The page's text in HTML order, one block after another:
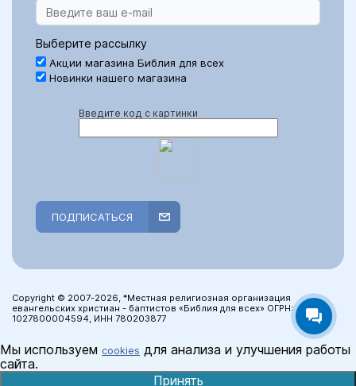
Выберите рассылку
Акции магазина Библия для всех
Новинки нашего магазина
Введите код с картинки
ПОДПИСАТЬСЯ
Copyright © 2007-2026, *Местная религиозная организация
евангельских христиан - баптистов «Библия для всех» ОГРН:
1027800004594, ИНН 780203877
Мы используем cookies для анализа и улучшения работы
сайта.
Принять